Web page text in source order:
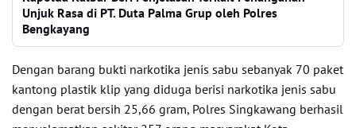
Unjuk Rasa di PT. Duta Palma Grup oleh Polres
Bengkayang
Dengan barang bukti narkotika jenis sabu sebanyak 70 paket
kantong plastik klip yang diduga berisi narkotika jenis sabu
dengan berat bersih 25,66 gram, Polres Singkawang berhasil